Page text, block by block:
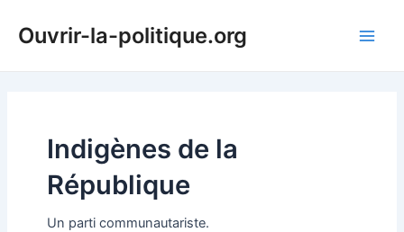
Ouvrir-la-politique.org
Indigènes de la
République
Un parti communautariste.